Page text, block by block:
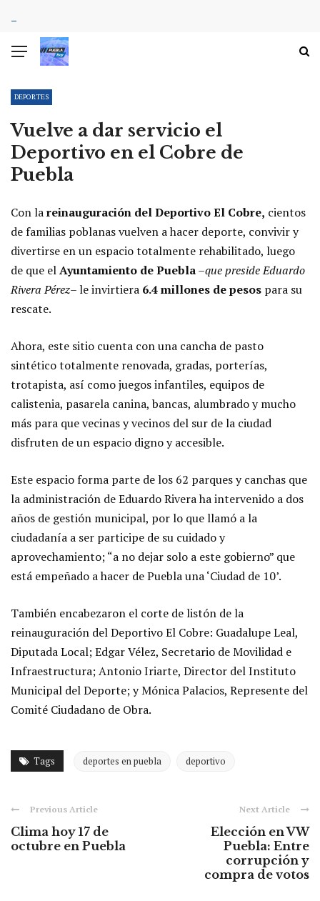
DEPORTES
Vuelve a dar servicio el
Deportivo en el Cobre de
Puebla
Con lareinauguración del Deportivo El Cobre, cientos
de familias poblanas vuelven a hacer deporte, convivir y
divertirse en un espacio totalmente rehabilitado, luego
de que elAyuntamiento de Puebla–que preside Eduardo
Rivera Pérez– le invirtiera 6.4 millones de pesos para su
rescate.
Ahora, este sitio cuenta con una cancha de pasto
sintético totalmente renovada, gradas, porterías,
trotapista, así como juegos infantiles, equipos de
calistenia, pasarela canina, bancas, alumbrado y mucho
más para que vecinas y vecinos del sur de la ciudad
disfruten de un espacio digno y accesible.
Este espacio forma parte de los 62 parques y canchas que
la administración de Eduardo Rivera ha intervenido a dos
años de gestión municipal, por lo que llamó a la
ciudadanía a ser participe de su cuidado y
aprovechamiento; “a no dejar solo a este gobierno” que
está empeñado a hacer de Puebla una ‘Ciudad de 10’.
También encabezaron el corte de listón de la
reinauguración del Deportivo El Cobre: Guadalupe Leal,
Diputada Local; Edgar Vélez, Secretario de Movilidad e
Infraestructura; Antonio Iriarte, Director del Instituto
Municipal del Deporte; y Mónica Palacios, Represente del
Comité Ciudadano de Obra.
Tags deportes en puebla deportivo
Previous Article
Clima hoy 17 de
octubre en Puebla
Next Article
Elección en VW
Puebla: Entre
corrupción y
compra de votos